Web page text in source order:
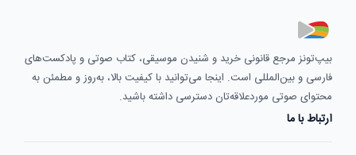
بیپ‌تونز مرجع قانونی خرید و شنیدن موسیقی، کتاب صوتی و پادکست‌های
فارسی و بین‌المللی است. اینجا می‌توانید با کیفیت بالا، به‌روز و مطمئن به
محتوای صوتی موردعلاقه‌تان دسترسی داشته باشید.
ارتباط با ما